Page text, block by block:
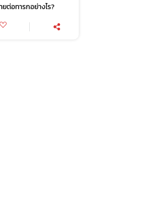
ต่อทารกอย่างไร?